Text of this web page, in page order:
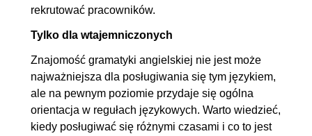
rekrutować pracowników.
Tylko dla wtajemniczonych
Znajomość gramatyki angielskiej nie jest może
najważniejsza dla posługiwania się tym językiem,
ale na pewnym poziomie przydaje się ogólna
orientacja w regułach językowych. Warto wiedzieć,
kiedy posługiwać się różnymi czasami i co to jest